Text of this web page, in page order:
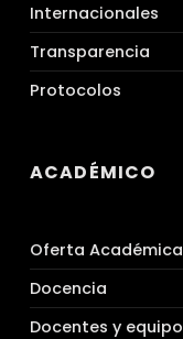
Internacionales
Transparencia
Protocolos
ACADÉMICO
Oferta Académica
Docencia
Docentes y equipo